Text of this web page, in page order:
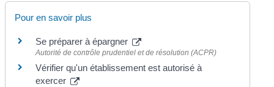
Pour en savoir plus
Se préparer à épargner
Autorité de contrôle prudentiel et de résolution (ACPR)
Vérifier qu'un établissement est autorisé à
exercer